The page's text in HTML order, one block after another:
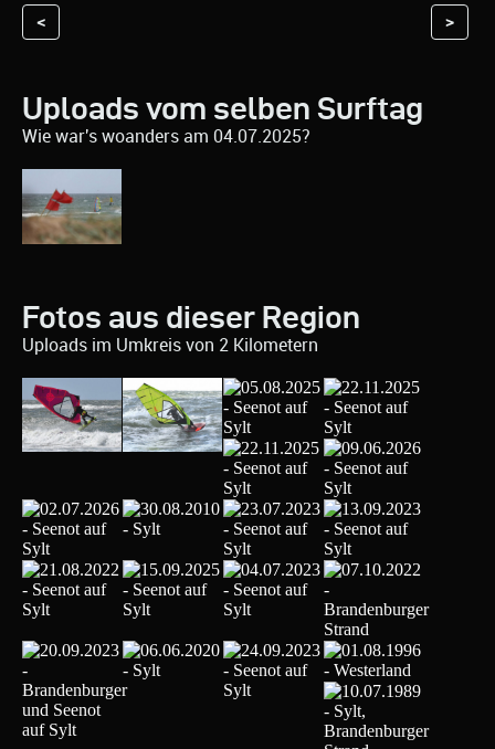
< >
Uploads vom selben Surftag
Wie war's woanders am 04.07.2025?
Fotos aus dieser Region
Uploads im Umkreis von 2 Kilometern